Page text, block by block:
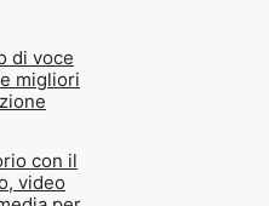
di voce
migliori
con il
video